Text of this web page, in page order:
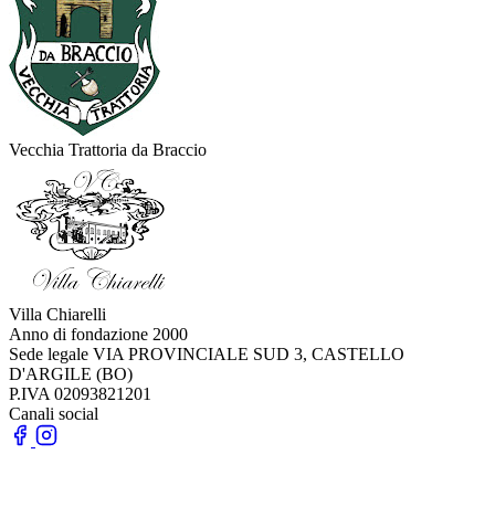
Vecchia Trattoria da Braccio
Villa Chiarelli
Anno di fondazione 2000
Sede legale VIA PROVINCIALE SUD 3, CASTELLO
D'ARGILE (BO)
P.IVA 02093821201
Canali social